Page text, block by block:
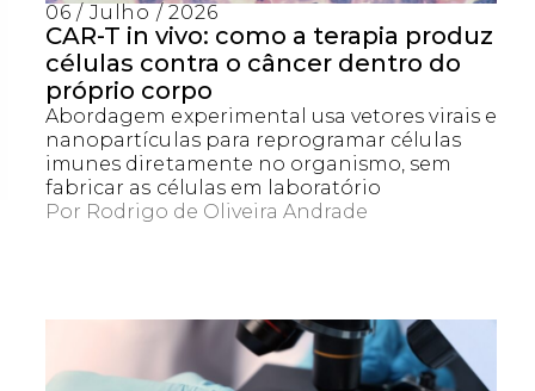
06 / Julho / 2026
CAR-T in vivo: como a terapia produz
células contra o câncer dentro do
próprio corpo
Abordagem experimental usa vetores virais e
nanopartículas para reprogramar células
imunes diretamente no organismo, sem
fabricar as células em laboratório
Por Rodrigo de Oliveira Andrade